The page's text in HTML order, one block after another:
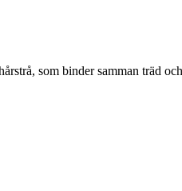
som binder samman träd